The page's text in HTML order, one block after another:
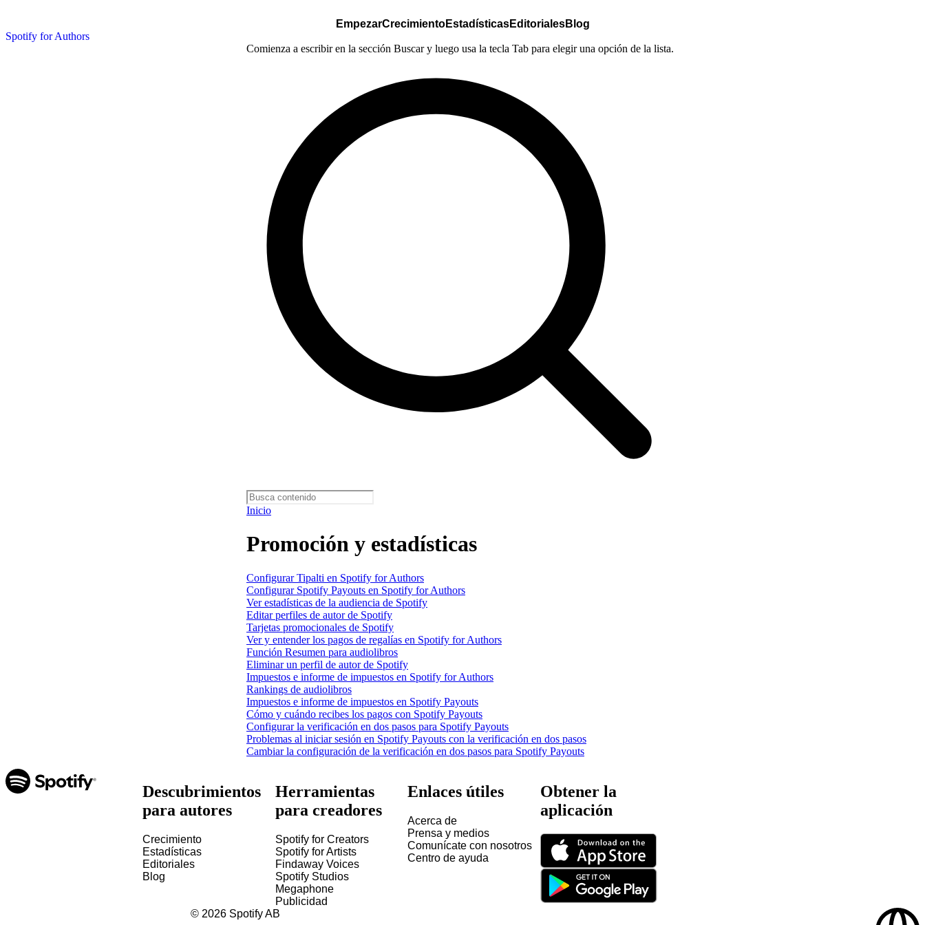
Spotify for Authors
EmpezarCrecimientoEstadísticasEditorialesBlog
Comienza a escribir en la sección Buscar y luego usa la tecla Tab para elegir una opción de la lista.
Inicio
Promoción y estadísticas
Configurar Tipalti en Spotify for Authors
Configurar Spotify Payouts en Spotify for Authors
Ver estadísticas de la audiencia de Spotify
Editar perfiles de autor de Spotify
Tarjetas promocionales de Spotify
Ver y entender los pagos de regalías en Spotify for Authors
Función Resumen para audiolibros
Eliminar un perfil de autor de Spotify
Impuestos e informe de impuestos en Spotify for Authors
Rankings de audiolibros
Impuestos e informe de impuestos en Spotify Payouts
Cómo y cuándo recibes los pagos con Spotify Payouts
Configurar la verificación en dos pasos para Spotify Payouts
Problemas al iniciar sesión en Spotify Payouts con la verificación en dos pasos
Cambiar la configuración de la verificación en dos pasos para Spotify Payouts
Descubrimientos
para autores
Crecimiento
Estadísticas
Editoriales
Blog
Herramientas
para creadores
Spotify for Creators
Spotify for Artists
Findaway Voices
Spotify Studios
Megaphone
Publicidad
Enlaces útiles
Acerca de
Prensa y medios
Comunícate con nosotros
Centro de ayuda
Obtener la
aplicación
© 2026 Spotify AB